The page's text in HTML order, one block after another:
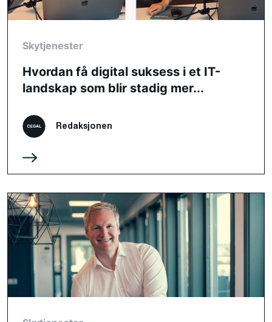
Skytjenester
Hvordan få digital suksess i et IT-
landskap som blir stadig mer...
Redaksjonen